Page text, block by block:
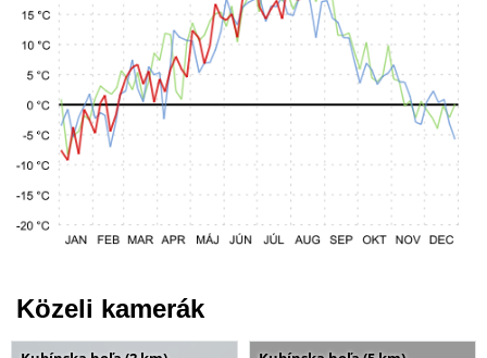
Közeli kamerák